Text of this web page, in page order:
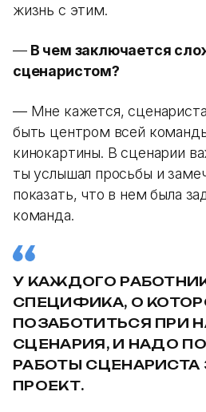
жизнь с этим.
—В чем заключается
сценаристом?
— Мне кажется,
быть центром всей
кинокартины. В сценарии
ты услышал просьбы и
показать, что в нем была
команда.
У КАЖДОГО
СПЕЦИФИКА, О
ПОЗАБОТИТЬСЯ ПРИ
СЦЕНАРИЯ, И НАДО
РАБОТЫ СЦЕНАРИСТА
ПРОЕКТ.